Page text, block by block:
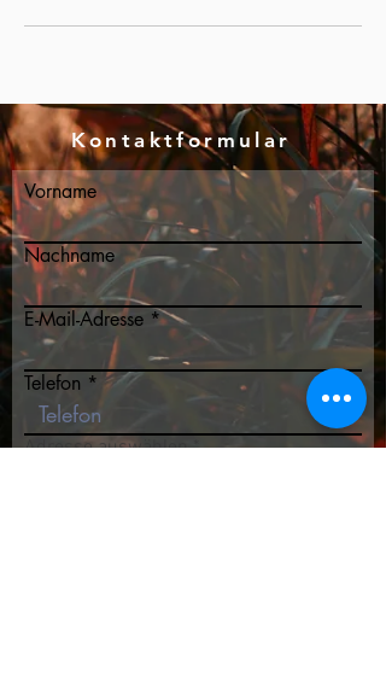
Kontaktformular
Vorname
Nachname
E-Mail-Adresse
Telefon
Adresse auswählen